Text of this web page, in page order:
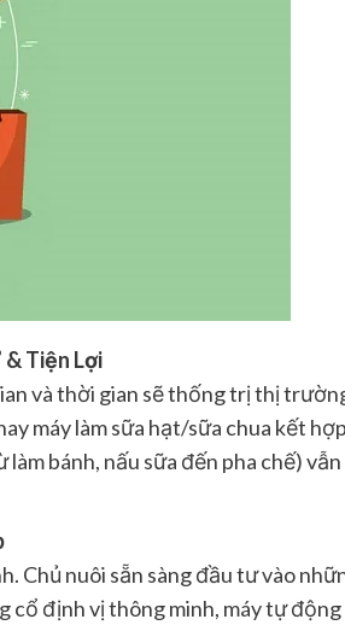
& Tiện Lợi
và thời gian sẽ thống trị thị
máy làm sữa hạt/sữa chua kết
bánh, nấu sữa đến pha chế)
Chủ nuôi sẵn sàng đầu tư vào
định vị thông minh, máy tự động